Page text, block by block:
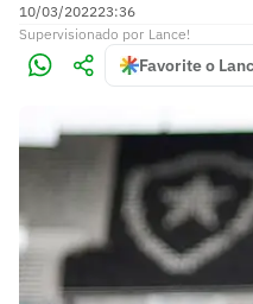
10/03/202223:36
Supervisionado por Lance!
Favorite o